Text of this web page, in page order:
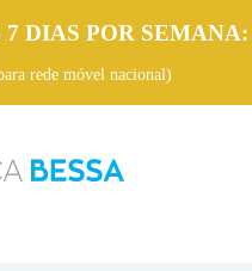
DIAS POR SEMANA:
rede móvel nacional)